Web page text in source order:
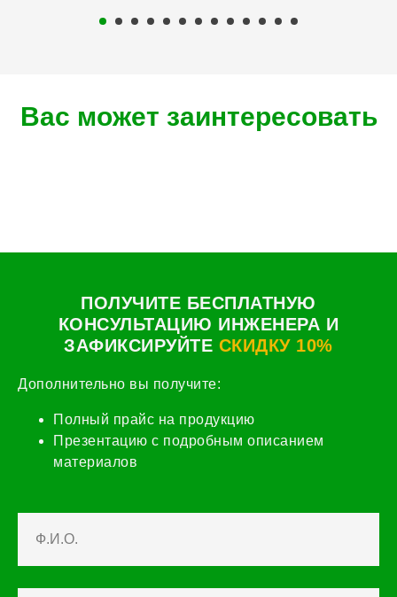
Вас может заинтересовать
ПОЛУЧИТЕ БЕСПЛАТНУЮ
КОНСУЛЬТАЦИЮ ИНЖЕНЕРА И
ЗАФИКСИРУЙТЕ СКИДКУ 10%
Дополнительно вы получите:
Полный прайс на продукцию
Презентацию с подробным описанием
материалов